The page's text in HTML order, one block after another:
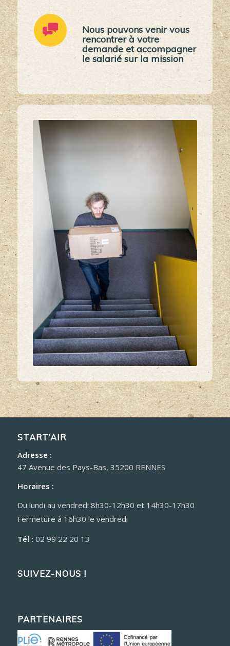
Nous pouvons venir vous
rencontrer à votre
demande et accompagner
le salarié sur la mission
START’AIR
Adresse :
47 Avenue des Pays-Bas, 35200 RENNES
Horaires :
Du lundi au vendredi 8h30-12h30 et 14h30-17h30
Fermeture à 16h30 le vendredi
Tél : 02 99 22 20 13
SUIVEZ-NOUS !
PARTENAIRES